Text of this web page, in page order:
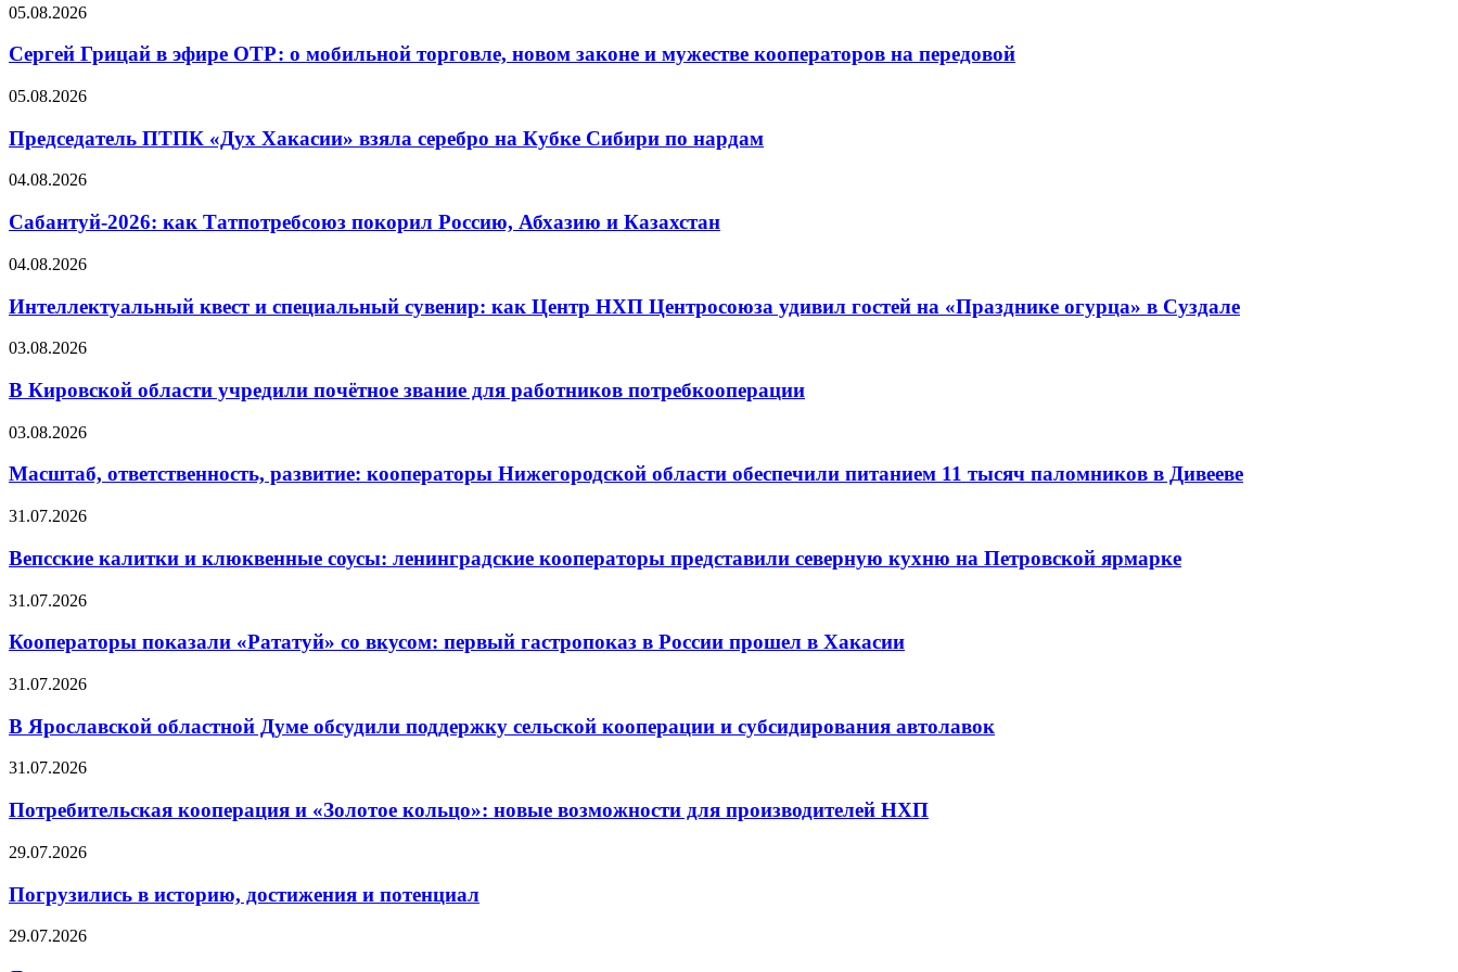
05.08.2026
Сергей Грицай в эфире ОТР: о мобильной торговле, новом законе и мужестве кооператоров на передовой
05.08.2026
Председатель ПТПК «Дух Хакасии» взяла серебро на Кубке Сибири по нардам
04.08.2026
Сабантуй-2026: как Татпотребсоюз покорил Россию, Абхазию и Казахстан
04.08.2026
Интеллектуальный квест и специальный сувенир: как Центр НХП Центросоюза удивил гостей на «Празднике огурца» в Суздале
03.08.2026
В Кировской области учредили почётное звание для работников потребкооперации
03.08.2026
Масштаб, ответственность, развитие: кооператоры Нижегородской области обеспечили питанием 11 тысяч паломников в Дивееве
31.07.2026
Вепсские калитки и клюквенные соусы: ленинградские кооператоры представили северную кухню на Петровской ярмарке
31.07.2026
Кооператоры показали «Рататуй» со вкусом: первый гастропоказ в России прошел в Хакасии
31.07.2026
В Ярославской областной Думе обсудили поддержку сельской кооперации и субсидирования автолавок
31.07.2026
Потребительская кооперация и «Золотое кольцо»: новые возможности для производителей НХП
29.07.2026
Погрузились в историю, достижения и потенциал
29.07.2026